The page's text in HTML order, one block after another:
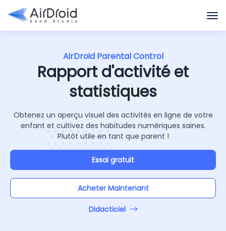
AirDroid Parental Control
Rapport d'activité et
statistiques
Obtenez un aperçu visuel des activités en ligne de votre
enfant et cultivez des habitudes numériques saines.
Plutôt utile en tant que parent !
Essai gratuit
Acheter Maintenant
Didacticiel